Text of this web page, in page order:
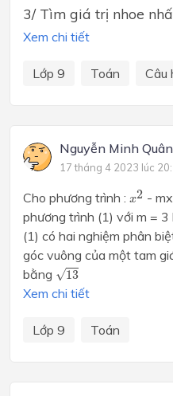
3/ Tìm giá trị nhoe
Xem chi tiết
Lớp 9 Toán Câu
Nguyễn Minh Quân
17 tháng 4 2023 lúc
Cho phương trình : x2
2
-
phương trình (1) với m = 3
(1) có hai nghiệm phân
góc vuông của một tam
bằng √13
13
Xem chi tiết
Lớp 9 Toán